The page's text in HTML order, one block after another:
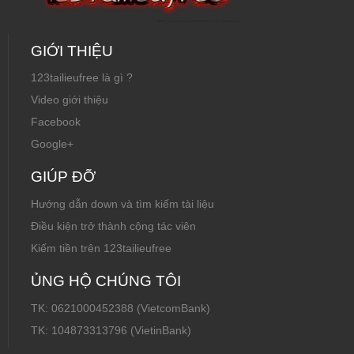
GIỚI THIỆU
123tailieufree là gì ?
Video giới thiệu
Facebook
Google+
GIÚP ĐỠ
Hướng dẫn down và tìm kiếm tài liệu
Điều kiện trở thành cộng tác viên
Kiếm tiền trên 123tailieufree
ỦNG HỘ CHÚNG TÔI
TK: 0621000452388 (VietcomBank)
TK: 104873313796 (VietinBank)